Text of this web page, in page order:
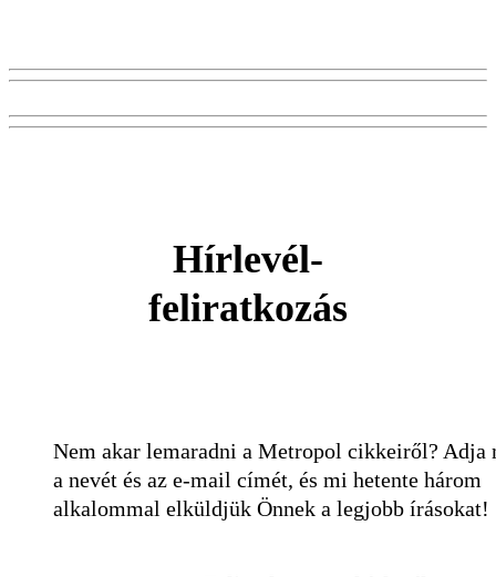
Hírlevél-
feliratkozás
Nem akar lemaradni a Metropol cikkeiről? Adja
a nevét és az e-mail címét, és mi hetente három
alkalommal elküldjük Önnek a legjobb írásokat!